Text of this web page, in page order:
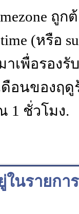
ถู
time (หรือ
เพื่อรอง
ดือนของฤ
1 ชั่วโมง.
นรายกา